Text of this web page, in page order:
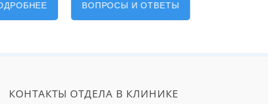
При клинике «Нордвест» работаетОтделение
ВОПРОСЫ И ОТВЕТЫ
Этапы взаимодействия
КОНТАКТЫ ОТДЕЛА В КЛИНИКЕ